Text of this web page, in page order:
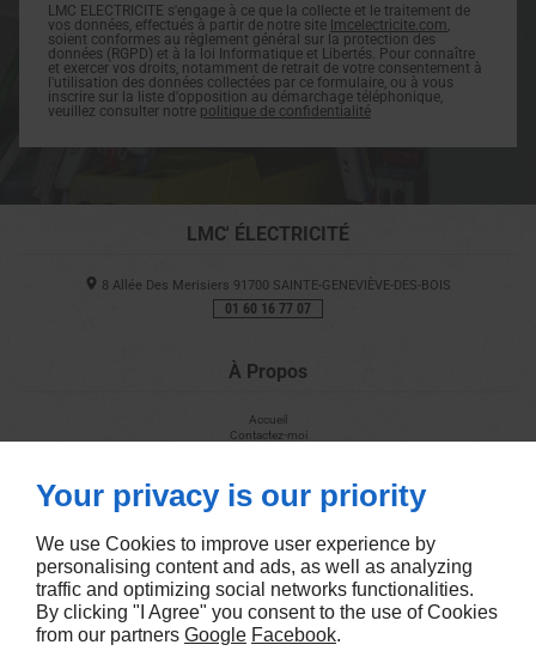
LMC ELECTRICITE s'engage à ce que la collecte et le traitement de
vos données, effectués à partir de notre site lmcelectricite.com
soient conformes au règlement général sur la protection des
données (RGPD) et à la loi Informatique et Libertés. Pour connaître
et exercer vos droits, notamment de retrait de votre consentement à
l'utilisation des données collectées par ce formulaire, ou à vous
inscrire sur la liste d'opposition au démarchage téléphonique,
veuillez consulter notre politique de confidentialité
LMC' ÉLECTRICITÉ
8 Allée Des Merisiers 91700 SAINTE-GENEVIÈVE-DES-BOIS
01 60 16 77 07
À Propos
Accueil
Contactez-moi
Your privacy is our priority
We use Cookies to improve user experience by
personalising content and ads, as well as analyzing
traffic and optimizing social networks functionalities.
By clicking "I Agree" you consent to the use of Cookies
from our partners Google Facebook.